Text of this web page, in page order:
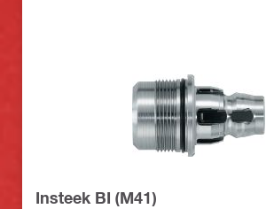
Insteek BI (M41)